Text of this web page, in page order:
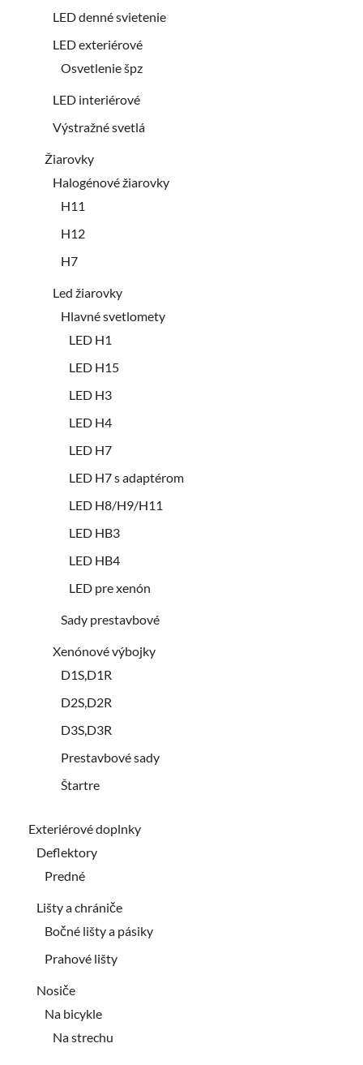
LED denné svietenie
LED exteriérové
Osvetlenie špz
LED interiérové
Výstražné svetlá
Žiarovky
Halogénové žiarovky
H11
H12
H7
Led žiarovky
Hlavné svetlomety
LED H1
LED H15
LED H3
LED H4
LED H7
LED H7 s adaptérom
LED H8/H9/H11
LED HB3
LED HB4
LED pre xenón
Sady prestavbové
Xenónové výbojky
D1S,D1R
D2S,D2R
D3S,D3R
Prestavbové sady
Štartre
Exteriérové doplnky
Deflektory
Predné
Lišty a chrániče
Bočné lišty a pásiky
Prahové lišty
Nosiče
Na bicykle
Na strechu